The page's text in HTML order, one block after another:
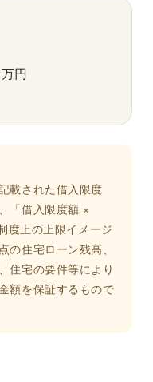
円
載された借入限度
「借入限度額 ×
度上の上限イメージ
の住宅ローン残高、
住宅の要件等により
額を保証するもので